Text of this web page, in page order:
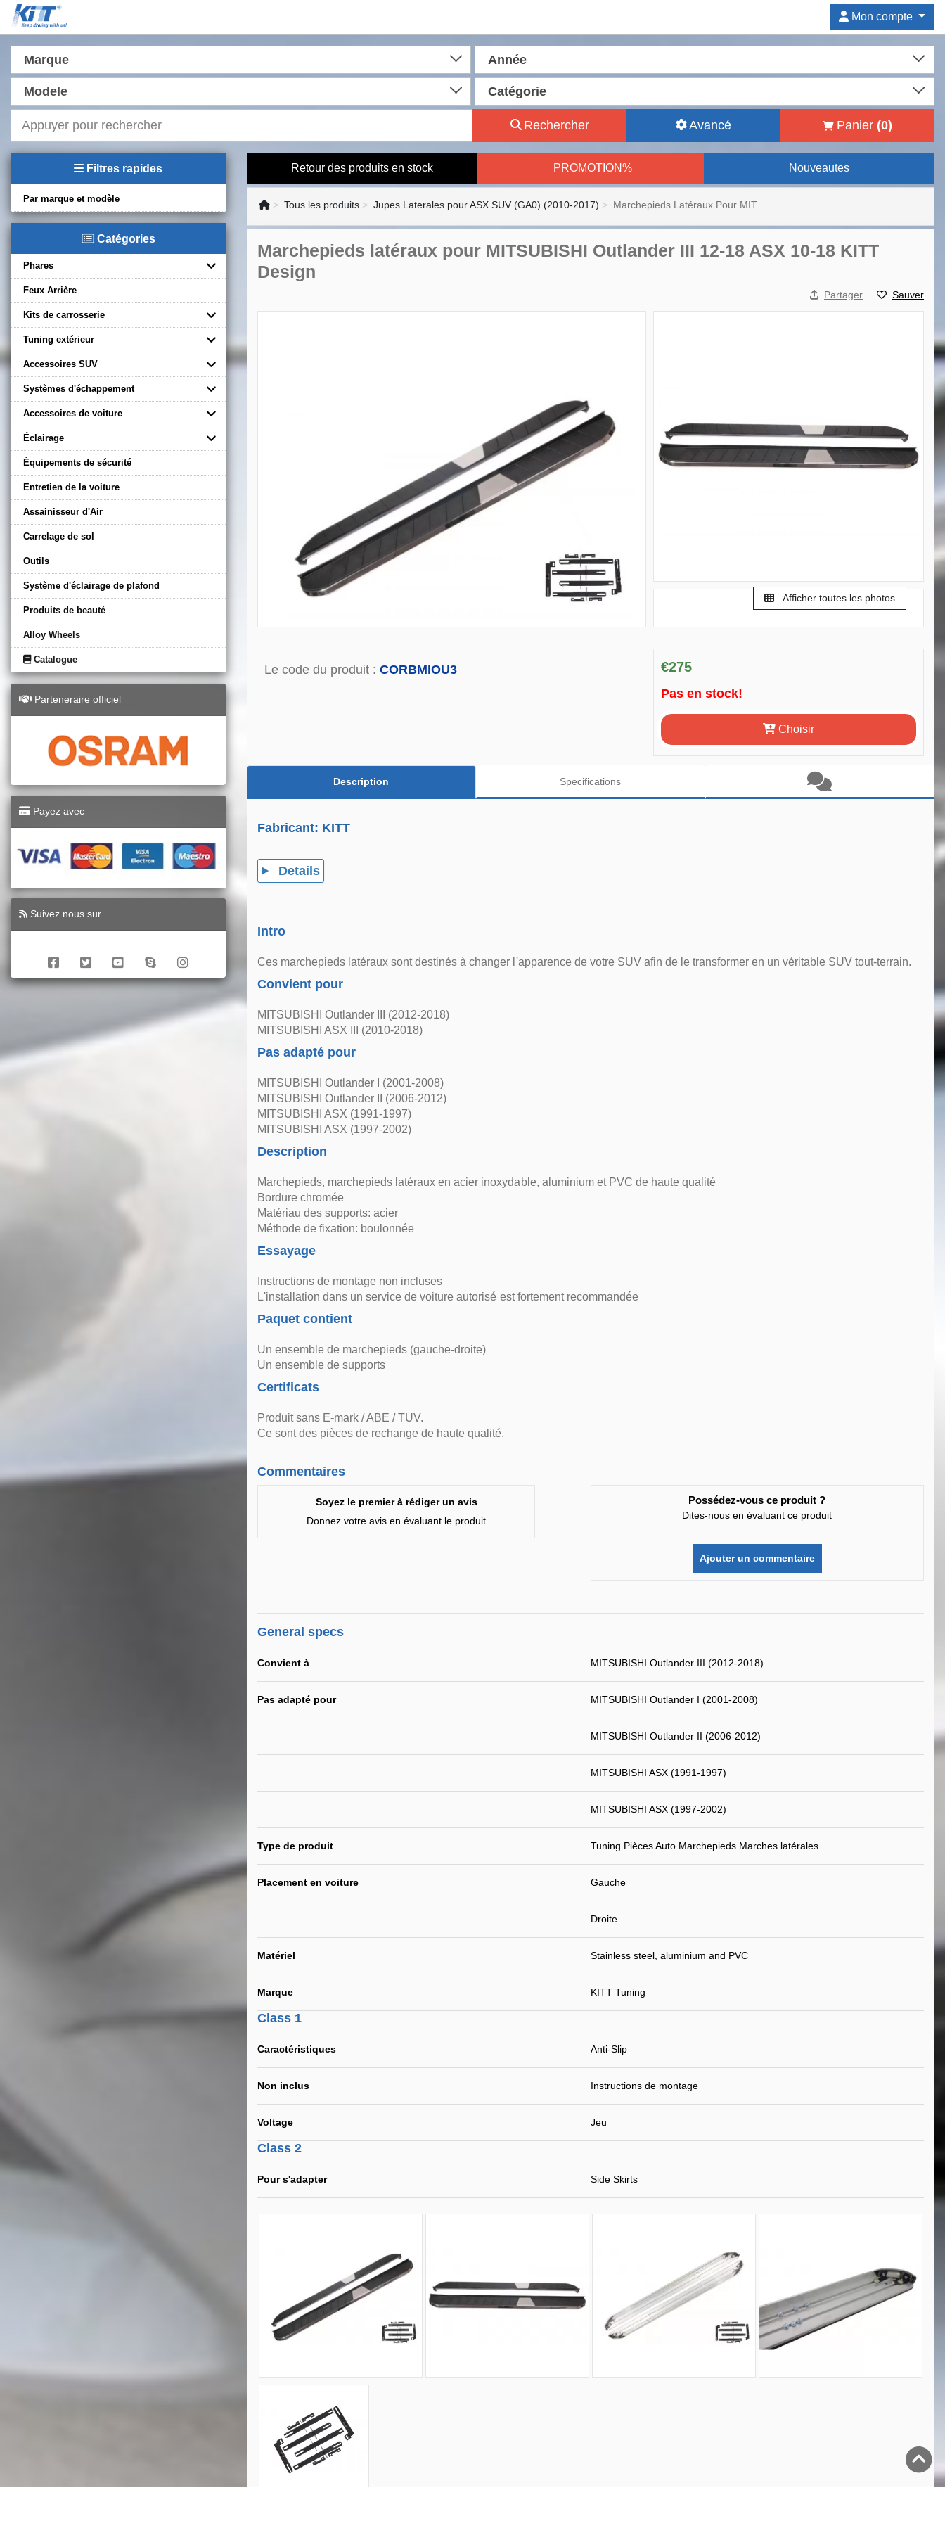
Mon compte
Marque Année
Modele Catégorie
Rechercher Avancé Panier (0)
Filtres rapides
Par marque et modèle
Catégories
Phares
Feux Arrière
Kits de carrosserie
Tuning extérieur
Accessoires SUV
Systèmes d'échappement
Accessoires de voiture
Éclairage
Équipements de sécurité
Entretien de la voiture
Assainisseur d'Air
Carrelage de sol
Outils
Système d'éclairage de plafond
Produits de beauté
Alloy Wheels
Catalogue
Parteneraire officiel
Payez avec
Suivez nous sur
Retour des produits en stock PROMOTION% Nouveautes
Tous les produits Jupes Laterales pour ASX SUV (GA0) (2010-2017) Marchepieds Latéraux Pour MIT..
Marchepieds latéraux pour MITSUBISHI Outlander III 12-18 ASX 10-18 KITT
Design
Partager Sauver
Afficher toutes les photos
Le code du produit : CORBMIOU3 €275
Pas en stock!
Choisir
Description Specifications
Fabricant: KITT
Details
Intro
Ces marchepieds latéraux sont destinés à changer l'apparence de votre SUV afin de le transformer en un véritable SUV tout-terrain.
Convient pour
MITSUBISHI Outlander III (2012-2018)
MITSUBISHI ASX III (2010-2018)
Pas adapté pour
MITSUBISHI Outlander I (2001-2008)
MITSUBISHI Outlander II (2006-2012)
MITSUBISHI ASX (1991-1997)
MITSUBISHI ASX (1997-2002)
Description
Marchepieds, marchepieds latéraux en acier inoxydable, aluminium et PVC de haute qualité
Bordure chromée
Matériau des supports: acier
Méthode de fixation: boulonnée
Essayage
Instructions de montage non incluses
L'installation dans un service de voiture autorisé est fortement recommandée
Paquet contient
Un ensemble de marchepieds (gauche-droite)
Un ensemble de supports
Certificats
Produit sans E-mark / ABE / TUV.
Ce sont des pièces de rechange de haute qualité.
Commentaires
Soyez le premier à rédiger un avis
Donnez votre avis en évaluant le produit
Possédez-vous ce produit ?
Dites-nous en évaluant ce produit
Ajouter un commentaire
General specs
Convient à MITSUBISHI Outlander III (2012-2018)
Pas adapté pour MITSUBISHI Outlander I (2001-2008)
MITSUBISHI Outlander II (2006-2012)
MITSUBISHI ASX (1991-1997)
MITSUBISHI ASX (1997-2002)
Type de produit Tuning Pièces Auto Marchepieds Marches latérales
Placement en voiture Gauche
Droite
Matériel Stainless steel, aluminium and PVC
Marque KITT Tuning
Class 1
Caractéristiques Anti-Slip
Non inclus Instructions de montage
Voltage Jeu
Class 2
Pour s'adapter Side Skirts